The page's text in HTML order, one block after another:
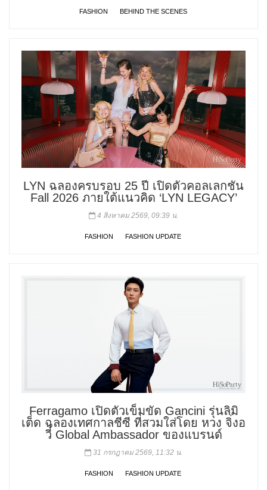
FASHION BEHIND THE SCENES
LYN ฉลองครบรอบ 25 ปี เปิดตัวคอลเลกชัน
Fall 2026 ภายใต้แนวคิด ‘LYN LEGACY’
4 สิงหาคม 2569, 09:39 น.
FASHION FASHION UPDATE
Ferragamo เปิดตัวเข็มขัด Gancini รุ่นลิมิ
เต็ด ฉลองเทศกาลชีซี ที่สวมใส่โดย หวง จิ่งอ
วี๋ Global Ambassador ของแบรนด์
31 กรกฎาคม 2569, 11:32 น.
FASHION FASHION UPDATE